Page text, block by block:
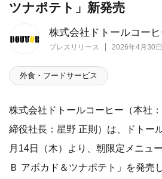
株式会社ドトールコー
プレスリリース 2026年4月30
ツナポテト」新発売
外食・フードサービス
株式会社ドトールコーヒー（本社
締役社長：星野 正則）は、ドトー
月14日（木）より、朝限定メニュ
Ｂ アボカド＆ツナポテト」を発売